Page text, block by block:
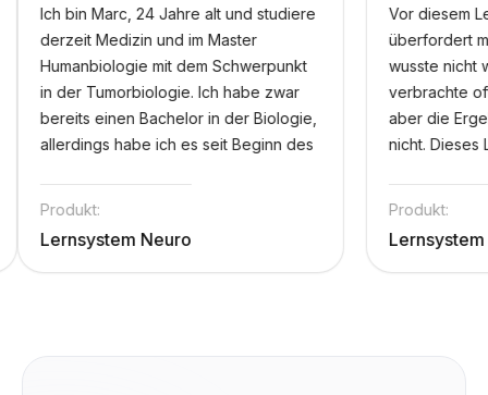
Ich bin Marc, 24 Jahre alt und studiere
derzeit Medizin und im Master
Humanbiologie mit dem Schwerpunkt
in der Tumorbiologie. Ich habe zwar
bereits einen Bachelor in der Biologie,
allerdings habe ich es seit Beginn des
Produkt:
Lernsystem Neuro
Vor
wusste
aber
nicht.
Produkt: